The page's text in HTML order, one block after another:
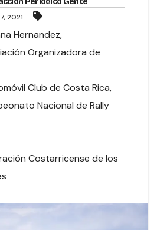
2021
Hernandez,
Organizadora de
Club de Costa Rica,
Nacional de Rally
Costarricense de los